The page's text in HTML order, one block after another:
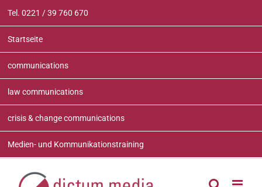
Inhalt
springen
Tel. 0221 / 39 760 670
Startseite
communications
law communications
crisis & change communications
Medien- und Kommunikationstraining